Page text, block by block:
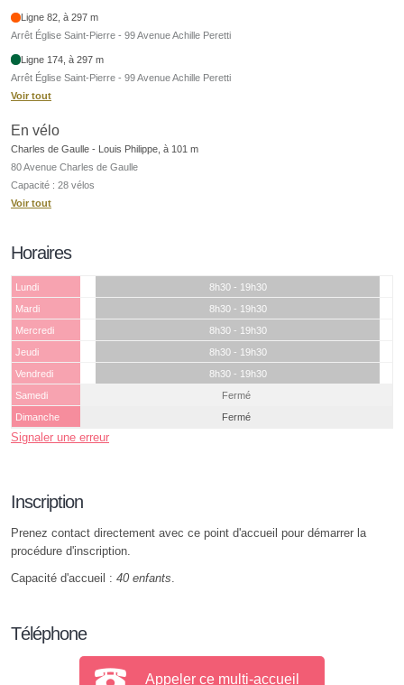
Ligne 82, à 297 m
Arrêt Église Saint-Pierre - 99 Avenue Achille Peretti
Ligne 174, à 297 m
Arrêt Église Saint-Pierre - 99 Avenue Achille Peretti
Voir tout
En vélo
Charles de Gaulle - Louis Philippe, à 101 m
80 Avenue Charles de Gaulle
Capacité : 28 vélos
Voir tout
Horaires
Lundi
8h30 - 19h30
Mardi
8h30 - 19h30
Mercredi
8h30 - 19h30
Jeudi
8h30 - 19h30
Vendredi
8h30 - 19h30
Samedi
Fermé
Dimanche
Fermé
Signaler une erreur
Inscription
Prenez contact directement avec ce point d'accueil pour démarrer la
procédure d'inscription.
Capacité d'accueil : 40 enfants.
Téléphone
Appeler ce multi-accueil